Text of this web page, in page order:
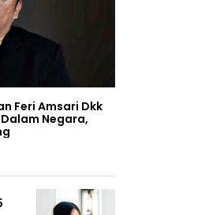
Feri Amsari Dkk
Negara,